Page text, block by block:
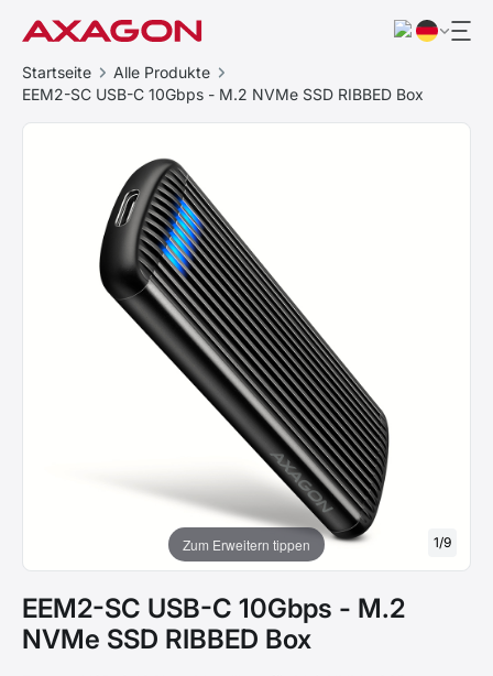
Startseite
Alle Produkte
EEM2-SC USB-C 10Gbps - M.2 NVMe SSD RIBBED Box
Zum Erweitern tippen 1/9
EEM2-SC USB-C 10Gbps - M.2
NVMe SSD RIBBED Box